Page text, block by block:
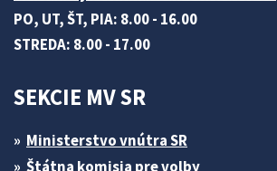
PO, UT, ŠT, PIA: 8.00 - 16.00
STREDA: 8.00 - 17.00
SEKCIE MV SR
Ministerstvo vnútra SR
Štátna komisia pre volby